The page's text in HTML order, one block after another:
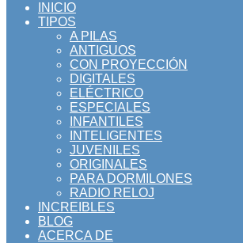
INICIO
TIPOS
A PILAS
ANTIGUOS
CON PROYECCIÓN
DIGITALES
ELÉCTRICO
ESPECIALES
INFANTILES
INTELIGENTES
JUVENILES
ORIGINALES
PARA DORMILONES
RADIO RELOJ
INCREIBLES
BLOG
ACERCA DE